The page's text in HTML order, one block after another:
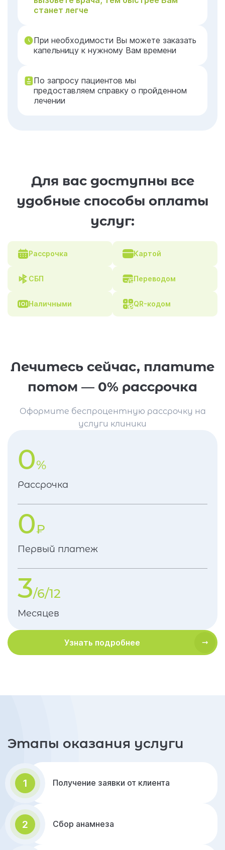
станет легче
При необходимости Вы можете заказать
капельницу к нужному Вам времени
По запросу пациентов мы
предоставляем справку о пройденном
лечении
Для вас доступны все
удобные способы оплаты
услуг:
Рассрочка Картой
СБП Переводом
Наличными QR-кодом
Лечитесь сейчас, платите
потом — 0% рассрочка
Оформите беспроцентную рассрочку на
услуги клиники
0%
Рассрочка
0₽
Первый платеж
3/6/12
Месяцев
Узнать подробнее
Этапы оказания услуги
1 Получение заявки от клиента
2 Сбор анамнеза